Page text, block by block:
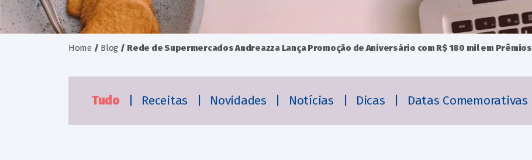
Home / Blog / Rede de Supermercados Andreazza Lança Promoção de Aniversário com R$ 180 mil em Prêmios
Tudo | Receitas | Novidades | Notícias | Dicas | Datas Comemorativas